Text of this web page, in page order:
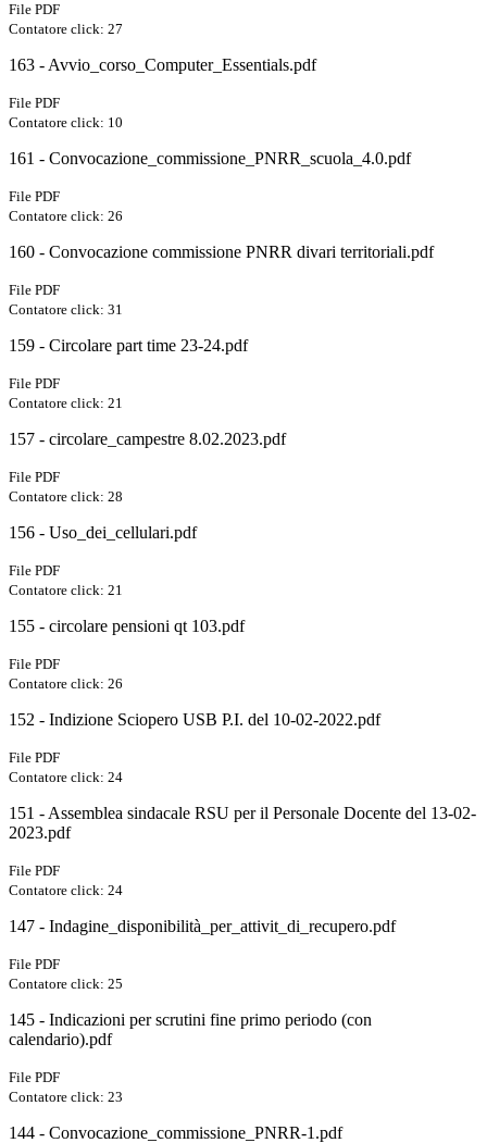
File PDF
Contatore click: 27
163 - Avvio_corso_Computer_Essentials.pdf
File PDF
Contatore click: 10
161 - Convocazione_commissione_PNRR_scuola_4.0.pdf
File PDF
Contatore click: 26
160 - Convocazione commissione PNRR divari territoriali.pdf
File PDF
Contatore click: 31
159 - Circolare part time 23-24.pdf
File PDF
Contatore click: 21
157 - circolare_campestre 8.02.2023.pdf
File PDF
Contatore click: 28
156 - Uso_dei_cellulari.pdf
File PDF
Contatore click: 21
155 - circolare pensioni qt 103.pdf
File PDF
Contatore click: 26
152 - Indizione Sciopero USB P.I. del 10-02-2022.pdf
File PDF
Contatore click: 24
151 - Assemblea sindacale RSU per il Personale Docente del 13-02-
2023.pdf
File PDF
Contatore click: 24
147 - Indagine_disponibilità_per_attivit_di_recupero.pdf
File PDF
Contatore click: 25
145 - Indicazioni per scrutini fine primo periodo (con
calendario).pdf
File PDF
Contatore click: 23
144 - Convocazione_commissione_PNRR-1.pdf